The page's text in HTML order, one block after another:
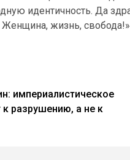
идентичность. Да
жизнь, свобода!»
империалистическое
разрушению, а не к